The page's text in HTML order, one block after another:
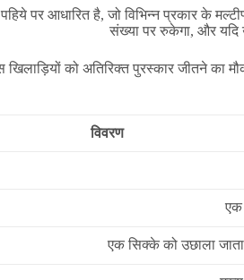
पर आधारित है, जो विभिन्न प्रकार के
संख्या पर रुकेगा, और यदि
को अतिरिक्त पुरस्कार जीतने का
विवरण
एक
एक सिक्के को उछाला